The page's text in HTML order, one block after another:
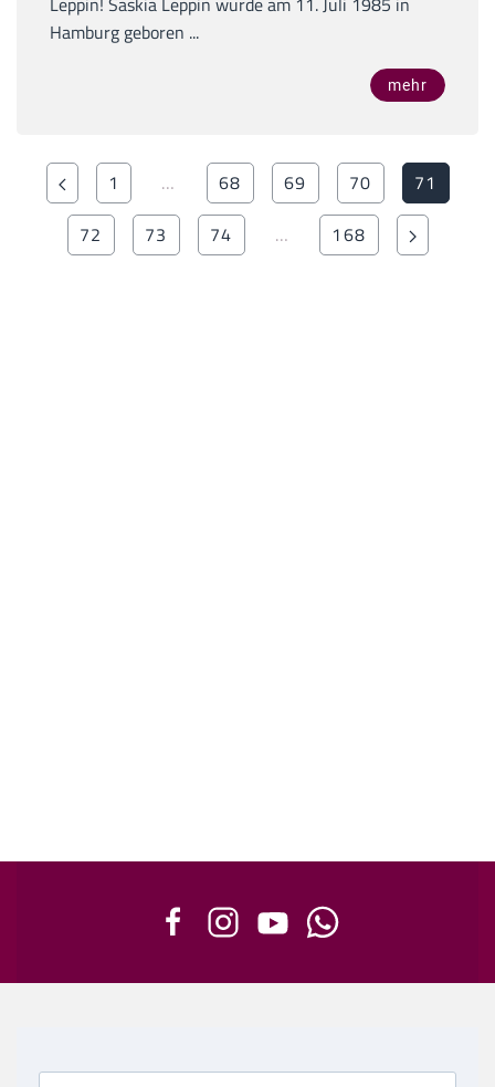
Hamburg geboren ...
mehr
1 … 68 69 70
71
72
73 74 … 168